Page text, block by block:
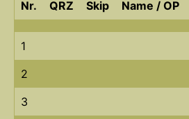
Nr. QRZ Skip Name / OP
1
2
3